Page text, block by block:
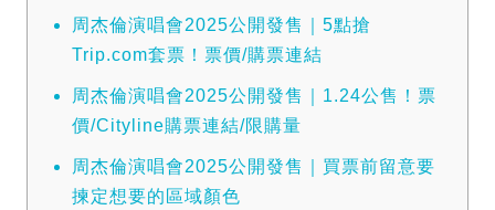
周杰倫演唱會2025公開發售｜5點搶
Trip.com套票！票價/購票連結
周杰倫演唱會2025公開發售｜1.24公售！票
價/Cityline購票連結/限購量
周杰倫演唱會2025公開發售｜買票前留意要
揀定想要的區域顏色